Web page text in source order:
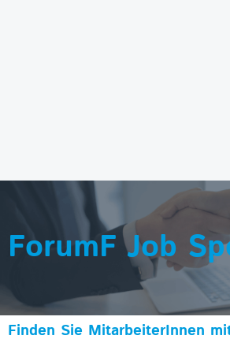
ForumF Job
Finden Sie MitarbeiterInnen